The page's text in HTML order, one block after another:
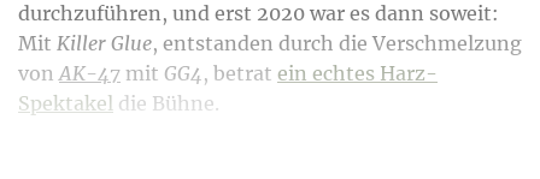
durchzuführen, und erst 2020 war es dann soweit:
Mit Killer Glue, entstanden durch die Verschmelzung
vonAK-47 mit GG4, betrat ein echtes Harz-
Spektakel die Bühne.